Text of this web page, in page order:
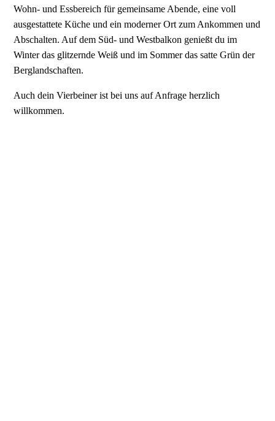
Wohn- und Essbereich für gemeinsame Abende, eine voll
ausgestattete Küche und ein moderner Ort zum Ankommen und
Abschalten. Auf dem Süd- und Westbalkon genießt du im
Winter das glitzernde Weiß und im Sommer das satte Grün der
Berglandschaften.
Auch dein Vierbeiner ist bei uns auf Anfrage herzlich
willkommen.